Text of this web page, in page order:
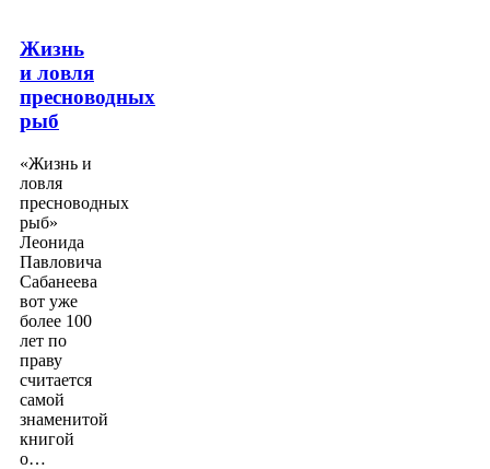
Жизнь
и ловля
пресноводных
рыб
«Жизнь и
ловля
пресноводных
рыб»
Леонида
Павловича
Сабанеева
вот уже
более 100
лет по
праву
считается
самой
знаменитой
книгой
о…